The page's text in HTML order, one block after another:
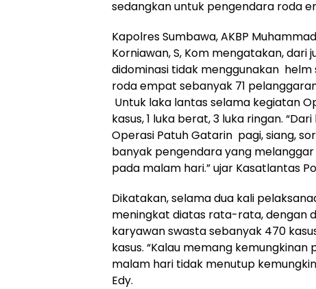
sedangkan untuk pengendara roda
Kapolres Sumbawa, AKBP
Korniawan, S, Kom mengatakan,
didominasi tidak menggunakan helm
roda empat sebanyak 71
Untuk laka lantas selama kegiatan
kasus, 1 luka berat, 3 luka ringan.
Operasi Patuh Gatarin pagi, siang,
banyak pengendara yang
pada malam hari.” ujar Kasatlantas
Dikatakan, selama dua kali
meningkat diatas rata-rata, dengan
karyawan swasta sebanyak 470
kasus. “Kalau memang
malam hari tidak menutup
Edy.